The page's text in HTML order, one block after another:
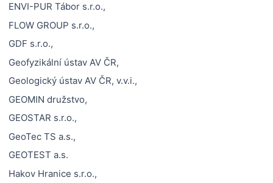
ENVI-PUR Tábor s.r.o.,
FLOW GROUP s.r.o.,
GDF s.r.o.,
Geofyzikální ústav AV ČR,
Geologický ústav AV ČR, v.v.i.,
GEOMIN družstvo,
GEOSTAR s.r.o.,
GeoTec TS a.s.,
GEOTEST a.s.
Hakov Hranice s.r.o.,